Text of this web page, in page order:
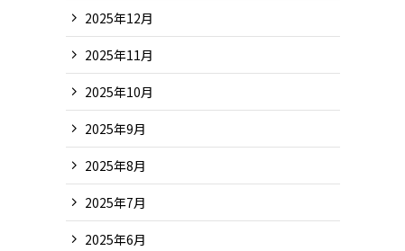
2025年12月
2025年11月
2025年10月
2025年9月
2025年8月
2025年7月
2025年6月